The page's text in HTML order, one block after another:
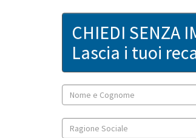
CHIEDI SENZA
Lascia i tuoi